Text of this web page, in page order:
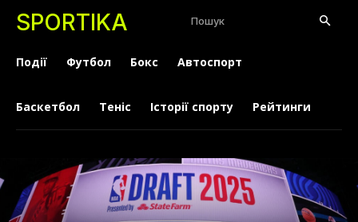
SPORTIKA Пошук
Події Футбол Бокс Автоспорт
Баскетбол Теніс Історії спорту Рейтинги